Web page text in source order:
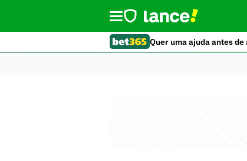
Quer uma ajuda antes de